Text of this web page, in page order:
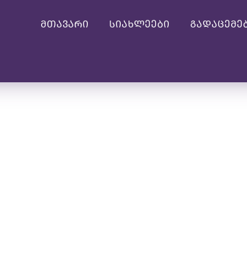
მთავარი სიახლეები